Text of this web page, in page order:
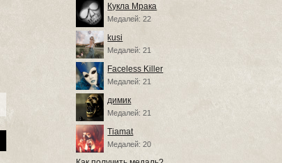
Кукла Мрака
Медалей: 22
kusi
Медалей: 21
Faceless Killer
Медалей: 21
димик
Медалей: 21
Tiamat
Медалей: 20